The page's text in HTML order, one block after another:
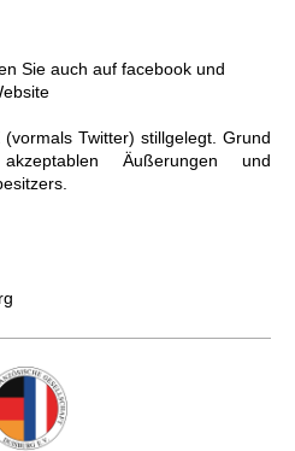
Sie auch auf facebook und
Twitter) stillgelegt. Grund
Äußerungen und